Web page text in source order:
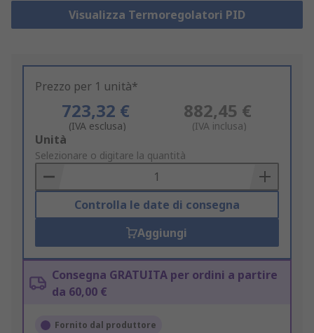
Visualizza Termoregolatori PID
Prezzo per 1 unità*
723,32 €
(IVA esclusa)
882,45 €
(IVA inclusa)
Add
to
Basket
Unità
Selezionare o digitare la quantità
Controlla le date di consegna
Aggiungi
Consegna GRATUITA per ordini a partire
da 60,00 €
Fornito dal produttore